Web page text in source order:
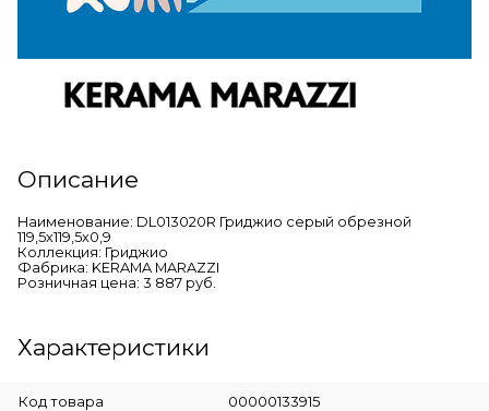
Описание
Наименование: DL013020R Гриджио серый обрезной
119,5x119,5x0,9
Коллекция: Гриджио
Фабрика: KERAMA MARAZZI
Розничная цена: 3 887 руб.
Характеристики
Код товара 00000133915